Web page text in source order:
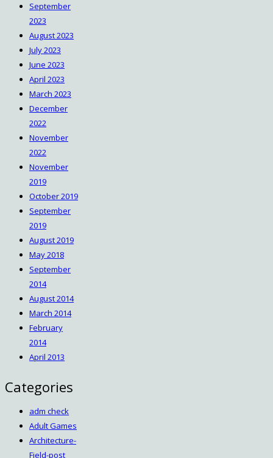
September
2023
August 2023
July 2023
June 2023
April 2023
March 2023
December
2022
November
2022
November
2019
October 2019
September
2019
August 2019
May 2018
September
2014
August 2014
March 2014
February
2014
April 2013
Categories
adm check
Adult Games
Architecture-
Field-post